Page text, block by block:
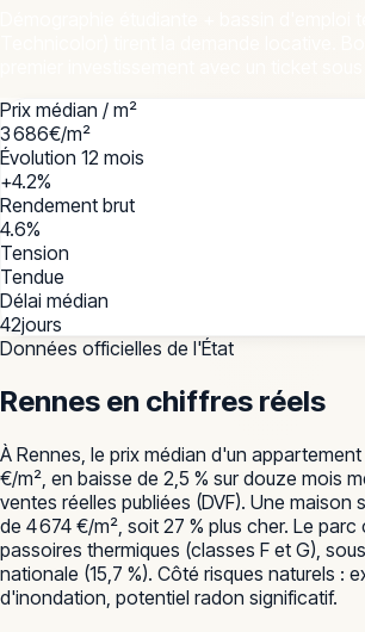
Prix médian / m²
3 686€/m²
Évolution 12 mois
+4.2%
Rendement brut
4.6%
Tension
Tendue
Délai médian
42jours
Données officielles de l'État
Rennes en chiffres réels
À Rennes, le prix médian d'un
€/m², en baisse de 2,5 % sur douze mois
ventes réelles publiées (DVF). Une maison
de 4 674 €/m², soit 27 % plus cher. Le
passoires thermiques (classes F et G),
nationale (15,7 %). Côté risques naturels :
d'inondation, potentiel radon significatif.